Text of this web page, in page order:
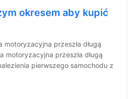
okresem aby kupić
motoryzacyjna przeszła długą
motoryzacyjna przeszła długą
pierwszego samochodu z